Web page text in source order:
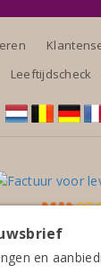
Elzas
Leeftijdscheck
en